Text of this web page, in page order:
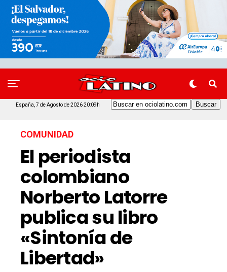
España, 7 de Agosto de 2026 20:09h
COMUNIDAD
El periodista
colombiano
Norberto Latorre
publica su libro
«Sintonía de
Libertad»